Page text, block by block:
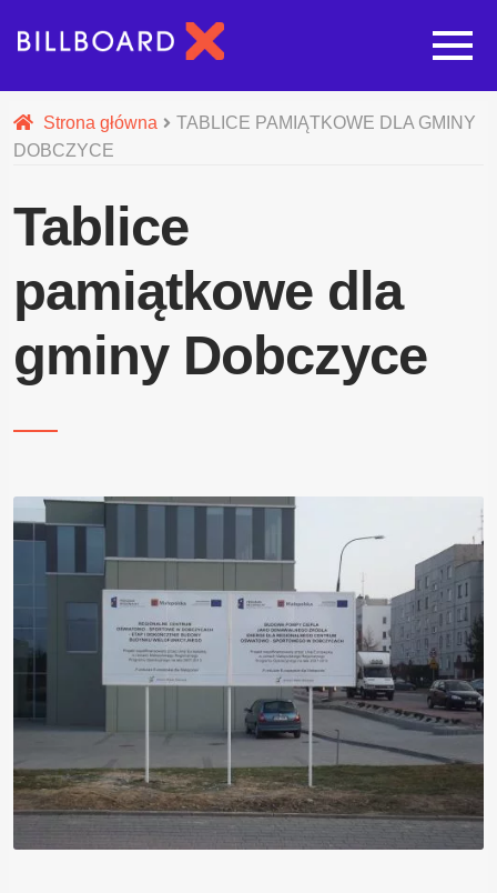
Nasze pozostałe usługi
Galeria
O nas
Blog
Kontakt
Strona główna
TABLICE PAMIĄTKOWE DLA GMINY
DOBCZYCE
Tablice
pamiątkowe dla
gminy Dobczyce